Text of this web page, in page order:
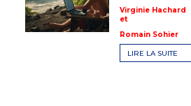
Virginie Hachard
et
Romain Sohier
LIRE LA SUITE